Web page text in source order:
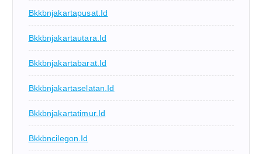
Bkkbnjakartapusat.id
Bkkbnjakartautara.id
Bkkbnjakartabarat.id
Bkkbnjakartaselatan.id
Bkkbnjakartatimur.id
Bkkbncilegon.id